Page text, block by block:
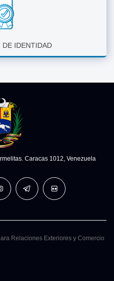
IDENTIDAD
Caracas 1012, Venezuela
Relaciones Exteriores y Comercio